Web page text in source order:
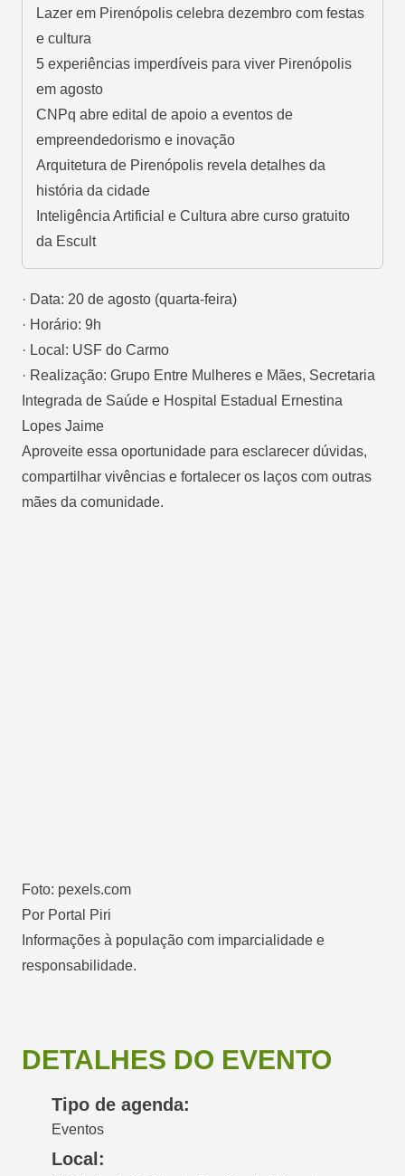
Lazer em Pirenópolis celebra dezembro com festas
e cultura
5 experiências imperdíveis para viver Pirenópolis
em agosto
CNPq abre edital de apoio a eventos de
empreendedorismo e inovação
Arquitetura de Pirenópolis revela detalhes da
história da cidade
Inteligência Artificial e Cultura abre curso gratuito
da Escult
· Data: 20 de agosto (quarta-feira)
· Horário: 9h
· Local: USF do Carmo
· Realização: Grupo Entre Mulheres e Mães, Secretaria
Integrada de Saúde e Hospital Estadual Ernestina
Lopes Jaime
Aproveite essa oportunidade para esclarecer dúvidas,
compartilhar vivências e fortalecer os laços com outras
mães da comunidade.
Foto: pexels.com
Por Portal Piri
Informações à população com imparcialidade e
responsabilidade.
DETALHES DO EVENTO
Tipo de agenda:
Eventos
Local: